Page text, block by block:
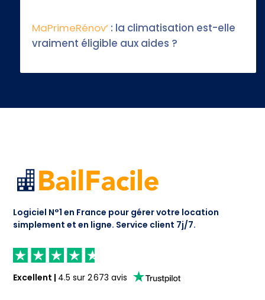
MaPrimeRénov’ : la climatisation est-elle
vraiment éligible aux aides ?
Logiciel N°1 en France pour gérer votre location
simplement et en ligne. Service client 7j/7.
Excellent | 4.5 sur2 673 avis